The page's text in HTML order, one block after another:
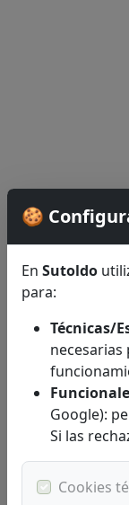
🍪
En Sutoldo
para:
Técnicas/
necesarias
Google):
Si las
Cookies